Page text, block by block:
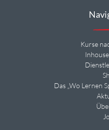
Kurse
Das „Wo Lernen